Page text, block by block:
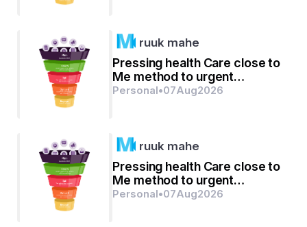
ruuk mahe
Pressing health Care close to
Me method to urgent
scientific goals
Personal•07Aug2026
ruuk mahe
Pressing health Care close to
Me method to urgent
scientific goals
Personal•07Aug2026